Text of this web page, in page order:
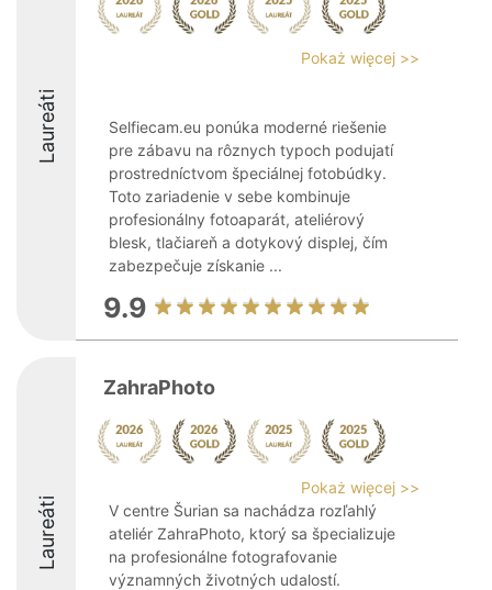
Laureáti
Pokaż więcej >>
Selfiecam.eu ponúka moderné riešenie
pre zábavu na rôznych typoch podujatí
prostredníctvom špeciálnej fotobúdky.
Toto zariadenie v sebe kombinuje
profesionálny fotoaparát, ateliérový
blesk, tlačiareň a dotykový displej, čím
zabezpečuje získanie ...
9.9
Laureáti
ZahraPhoto
Pokaż więcej >>
V centre Šurian sa nachádza rozľahlý
ateliér ZahraPhoto, ktorý sa špecializuje
na profesionálne fotografovanie
významných životných udalostí.